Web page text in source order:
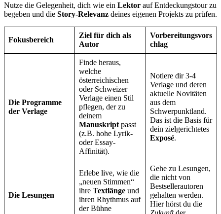
Nutze die Gelegenheit, dich wie ein Lektor auf Entdeckungstour zu
begeben und die Story-Relevanz deines eigenen Projekts zu prüfen.
Fokusbereich
Ziel für dich als
Autor
Vorbereitungsvors
chlag
Die Programme
der Verlage
Finde heraus,
welche
österreichischen
oder Schweizer
Verlage einen Stil
pflegen, der zu
deinem
Manuskript passt
(z.B. hohe Lyrik-
oder Essay-
Affinität).
Notiere dir 3-4
Verlage und deren
aktuelle Novitäten
aus dem
Schwerpunktland.
Das ist die Basis für
dein zielgerichtetes
Exposé.
Die Lesungen
Erlebe live, wie die
„neuen Stimmen“
ihre Textlänge und
ihren Rhythmus auf
der Bühne
Gehe zu Lesungen,
die nicht von
Bestsellerautoren
gehalten werden.
Hier hörst du die